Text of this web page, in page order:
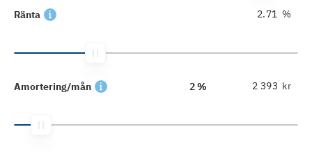
Ränta %
Amortering/mån 2 % kr